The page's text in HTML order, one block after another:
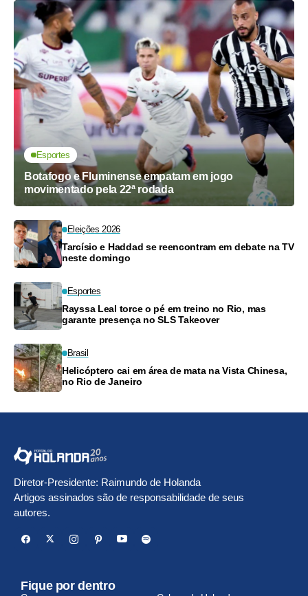
Esportes
Botafogo e Fluminense empatam em jogo
movimentado pela 22ª rodada
Eleições 2026
Tarcísio e Haddad se reencontram em debate na TV
neste domingo
Esportes
Rayssa Leal torce o pé em treino no Rio, mas
garante presença no SLS Takeover
Brasil
Helicóptero cai em área de mata na Vista Chinesa,
no Rio de Janeiro
Diretor-Presidente: Raimundo de Holanda
Artigos assinados são de responsabilidade de seus
autores.
Fique por dentro